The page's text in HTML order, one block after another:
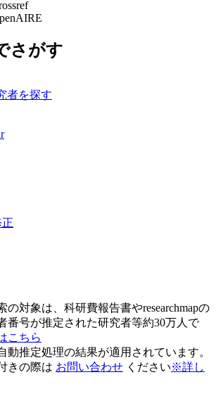
さがす
者を探す
の対象は、科研費報告書やresearchmapの
番号が推定された研究者等約30万人で
こちら
動推定処理の結果が適用されています。
きの際は お問い合わせ ください※詳し